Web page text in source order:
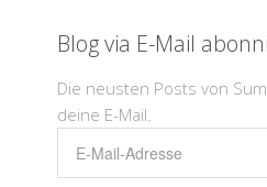
Blog via E-Mail
Die neusten Posts von
deine E-Mail.